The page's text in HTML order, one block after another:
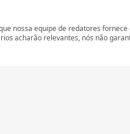
nossa equipe de redatores
acharão relevantes, nós não